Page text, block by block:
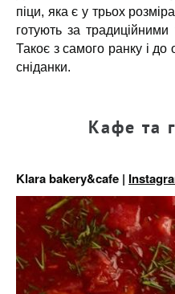
піци, яка є у трьох
готують за
Такоє з самого ранку і до
сніданки.
Кафе та
Klara bakery&cafe |